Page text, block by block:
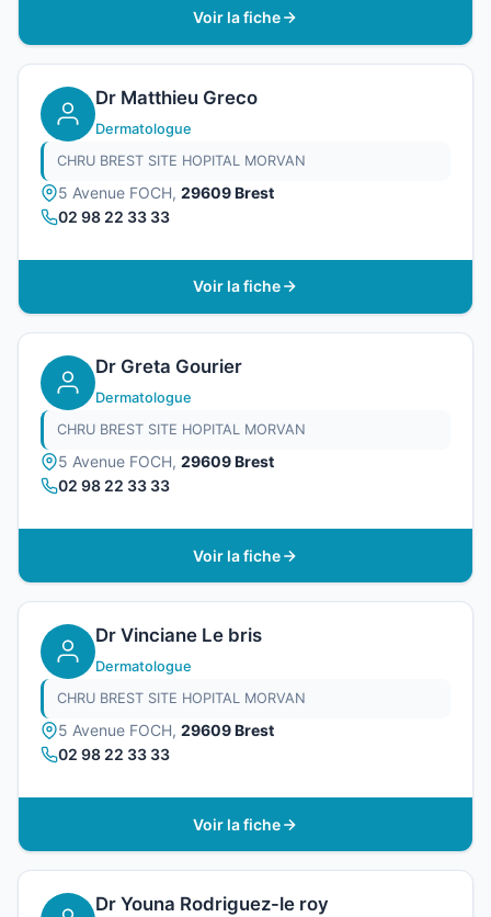
Voir la fiche
Dr Matthieu Greco
Dermatologue
CHRU BREST SITE HOPITAL MORVAN
5 Avenue FOCH, 29609 Brest
02 98 22 33 33
Voir la fiche
Dr Greta Gourier
Dermatologue
CHRU BREST SITE HOPITAL MORVAN
5 Avenue FOCH, 29609 Brest
02 98 22 33 33
Voir la fiche
Dr Vinciane Le bris
Dermatologue
CHRU BREST SITE HOPITAL MORVAN
5 Avenue FOCH, 29609 Brest
02 98 22 33 33
Voir la fiche
Dr Youna Rodriguez-le roy